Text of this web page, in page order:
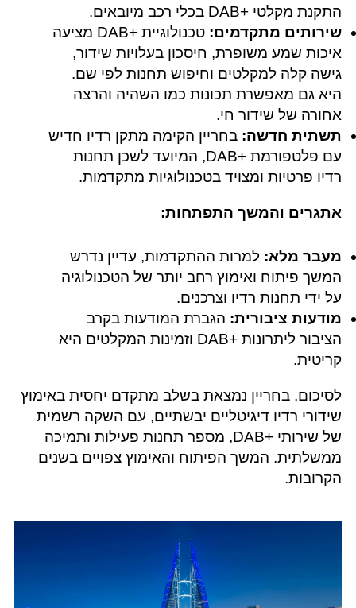
התקנת מקלטי +DAB‎ בכלי רכב מיובאים.
שירותים מתקדמים:
טכנולוגיית +DAB‎ מציעה
איכות שמע משופרת, חיסכון בעלויות שידור,
גישה קלה למקלטים וחיפוש תחנות לפי שם.
היא גם מאפשרת תכונות כמו השהיה והרצה
אחורה של שידור חי.
תשתית חדשה: בחריין הקימה מתקן רדיו חדיש
עם פלטפורמת +DAB‎, המיועד לשכן תחנות
רדיו פרטיות ומצויד בטכנולוגיות מתקדמות.
אתגרים והמשך התפתחות:
מעבר מלא: למרות ההתקדמות, עדיין נדרש
המשך פיתוח ואימוץ רחב יותר של הטכנולוגיה
על ידי תחנות רדיו וצרכנים.
מודעות ציבורית: הגברת המודעות בקרב
הציבור ליתרונות +DAB‎ וזמינות המקלטים היא
קריטית.
לסיכום, בחריין נמצאת בשלב מתקדם יחסית באימוץ
שידורי רדיו דיגיטליים יבשתיים, עם השקה רשמית
של שירותי +DAB‎, מספר תחנות פעילות ותמיכה
ממשלתית. המשך הפיתוח והאימוץ צפויים בשנים
הקרובות.